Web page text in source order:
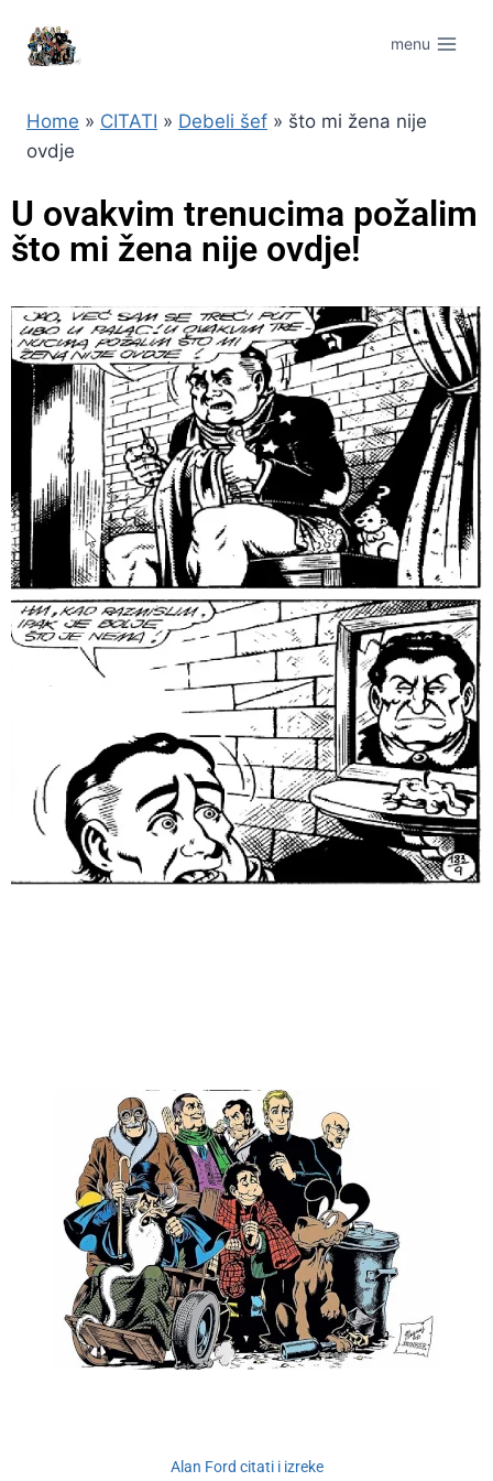
menu
Home » CITATI » Debeli šef » što mi žena nije
ovdje
U ovakvim trenucima požalim
što mi žena nije ovdje!
Alan Ford citati i izreke